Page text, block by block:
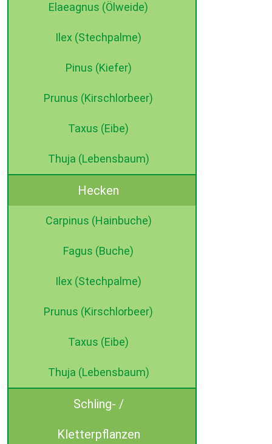
Elaeagnus (Ölweide)
Ilex (Stechpalme)
Pinus (Kiefer)
Prunus (Kirschlorbeer)
Taxus (Eibe)
Thuja (Lebensbaum)
Hecken
Carpinus (Hainbuche)
Fagus (Buche)
Ilex (Stechpalme)
Prunus (Kirschlorbeer)
Taxus (Eibe)
Thuja (Lebensbaum)
Schling- /
Kletterpflanzen